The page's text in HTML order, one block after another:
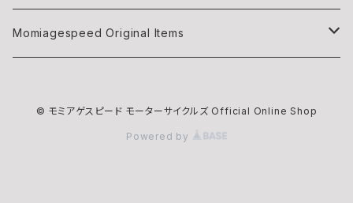
Exhaust
Body parts
Books
Momiagespeed Original Items
© モミアゲスピード モーターサイクルズ Official Online Shop
Powered by